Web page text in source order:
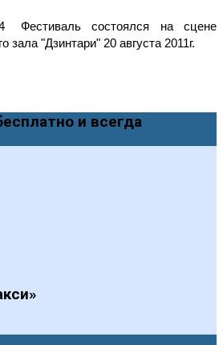
Фестиваль состоялся на сцене
зала "Дзинтари" 20 августа 2011г.
и всегда